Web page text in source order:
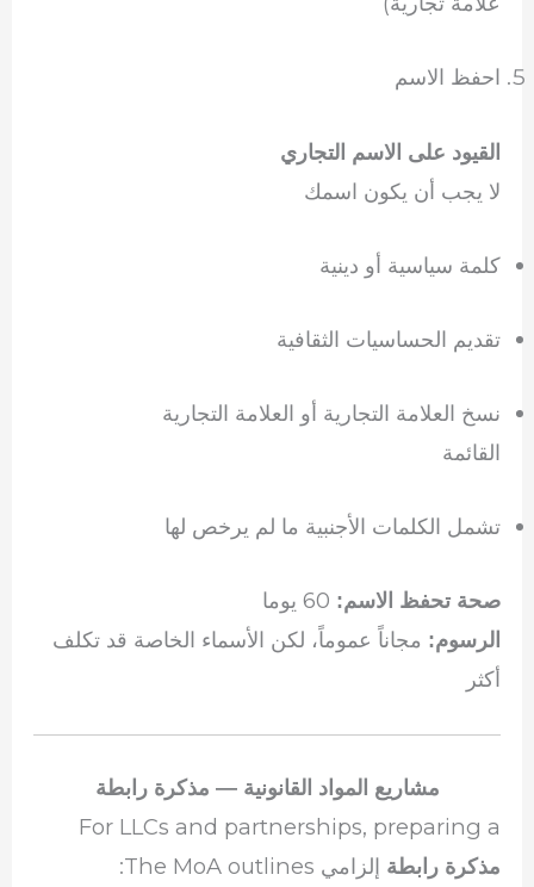
احفظ الاسم
القيود على الاسم التجاري
لا يجب أن يكون اسمك
كلمة سياسية أو دينية
تقديم الحساسيات الثقافية
نسخ العلامة التجارية أو العلامة التجارية
القائمة
تشمل الكلمات الأجنبية ما لم يرخص لها
صحة تحفظ الاسم:
الرسوم: مجاناً عموماً، لكن الأسماء الخاصة قد تكلف
أكثر
مشاريع المواد القانونية — مذكرة رابطة
For LLCs and partnerships, preparing a
مذكرة رابطة إلزامي The MoA outlines: